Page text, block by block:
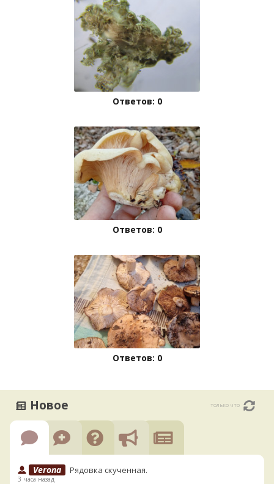
Ответов: 0
Ответов: 0
Ответов: 0
Новое только что
Verona Рядовка скученная.
3 часа назад